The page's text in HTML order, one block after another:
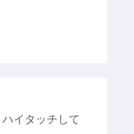
イタッチして